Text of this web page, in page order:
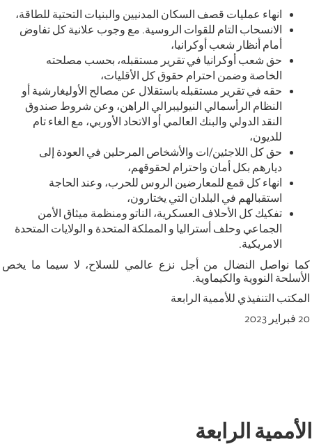
انهاء عمليات قصف السكان المدنيين والبنيات التحتية للطاقة،
الانسحاب التام للقوات الروسية. مع وجوب علانية كل تفاوض
أمام أنظار شعب أوكرانيا،
حق شعب أوكرانيا في تقرير مستقبله، بحسب مصلحته
الخاصة وضمن احترام حقوق كل الأقليات،
حقه في تقرير مستقبله باستقلال عن مصالح الأوليغارشية أو
النظام الرأسمالي النيوليبرالي الراهن، وعن شروط صندوق
النقد الدولي والبنك العالمي أو الاتحاد الأوربي، مع الغاء تام
للديون،
حق كل اللاجئين/ات والأشخاص المرحلين في العودة إلى
ديارهم بكل أمان واحترام لحقوقهم،
انهاء كل قمع للمعارضين الروس للحرب، وعند الحاجة
استقبالهم في البلدان التي يختارون،
تفكيك كل الأحلاف العسكرية، الناتو ومنظمة ميثاق الأمن
الجماعي وحلف أستراليا و المملكة المتحدة و الولايات المتحدة
الامريكية.
كما نواصل النضال من أجل نزع عالمي للسلاح، لا سيما ما يخص
الأسلحة النووية والكيماوية.
المكتب التنفيذي للأممية الرابعة
20 فبراير 2023
الأممية الرابعة